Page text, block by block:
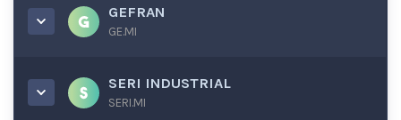
GEFRAN
GE.MI
SERI INDUSTRIAL
SERI.MI